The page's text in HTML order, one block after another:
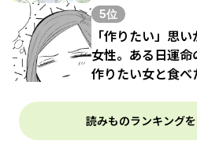
5位
「作りたい」思
女性。ある日運
作りたい女と食べ
読みものランキング